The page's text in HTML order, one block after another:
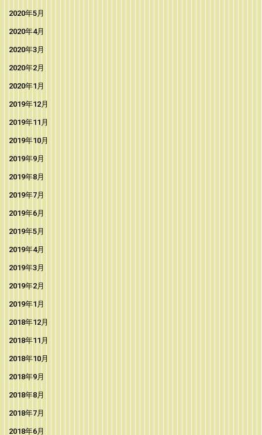
2020年5月
2020年4月
2020年3月
2020年2月
2020年1月
2019年12月
2019年11月
2019年10月
2019年9月
2019年8月
2019年7月
2019年6月
2019年5月
2019年4月
2019年3月
2019年2月
2019年1月
2018年12月
2018年11月
2018年10月
2018年9月
2018年8月
2018年7月
2018年6月